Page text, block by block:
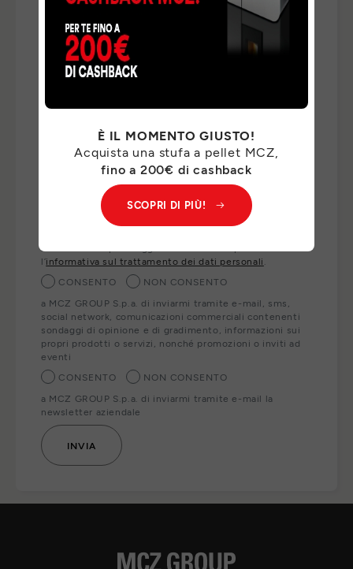
INDICA QUI DI CHE COSA HAI BISOGNO *
I Suoi dati personali saranno trattati da MCZ GROUP
consenso, per finalità di marketing. Per il riscontro delle
Sue richieste, potremo comunicare i Suoi dati personali
ai nostri partner locali che Le forniranno direttamente i
i Suoi diritti o per maggiori informazioni può consultare
l’informativa sul trattamento dei dati personali
CONSENTO
NON CONSENTO
a MCZ GROUP S.p.a. di inviarmi tramite e-mail, sms,
social network, comunicazioni commerciali contenenti
sondaggi di opinione e di gradimento, informazioni sui
propri prodotti o servizi, nonché promozioni o inviti ad
eventi
CONSENTO
NON CONSENTO
a MCZ GROUP S.p.a. di inviarmi tramite e-mail la
newsletter aziendale
È IL MOMENTO GIUSTO!
Acquista una stufa a pellet MCZ,
fino a 200€ di cashback
SCOPRI DI PIÙ!